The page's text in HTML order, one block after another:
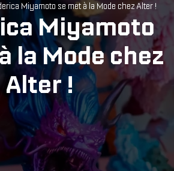
Miyamoto se met à la Mode chez Alter !
Miyamoto
la Mode chez
Alter !